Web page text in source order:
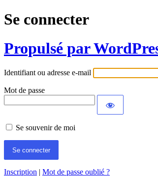
Se connecter
Propulsé par
Identifiant ou adresse e-mail
Mot de passe
Se souvenir de moi
Inscription | Mot de passe oublié ?